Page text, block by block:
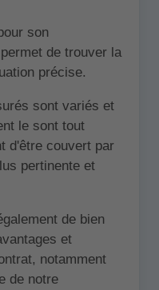
son
de trouver la
précise.
sont variés et
le sont tout
d'être couvert par
pertinente et
de bien
et
notamment
de notre